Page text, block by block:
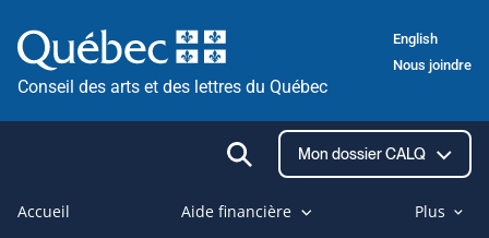
au
contenu
Conseil des arts et des lettres du Québec
English
Nous joindre
Ouvrir
la
recherche
Mon dossier CALQ
Accueil Aide financière Plus